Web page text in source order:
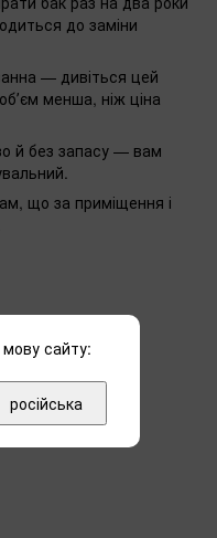
до заміни
— дивіться цей
менша, ніж ціна
й без запасу — вам
що за приміщення і
сайту:
російська